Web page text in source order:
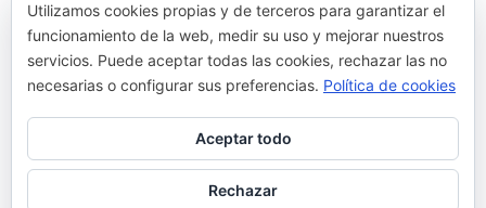
del pan (al pan, pan) y no nos
cansamos de hacerlo ni tampoco de
comerlo…
READ MORE
Utilizamos cookies propias y de terceros para garantizar el
funcionamiento de la web, medir su uso y mejorar nuestros
servicios. Puede aceptar todas las cookies, rechazar las no
necesarias o configurar sus preferencias. Política de cookies
Aceptar todo
Rechazar